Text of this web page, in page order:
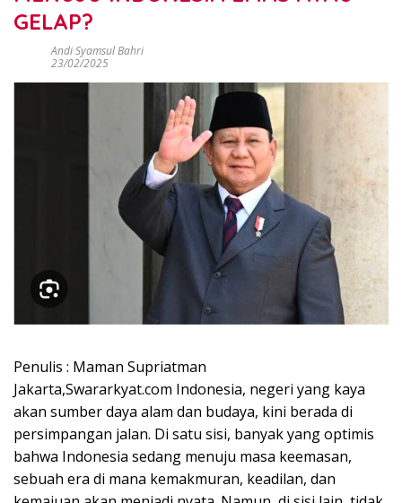
GELAP?
Andi Syamsul Bahri
23/02/2025
Penulis : Maman Supriatman
Jakarta,Swararkyat.com Indonesia, negeri yang kaya
akan sumber daya alam dan budaya, kini berada di
persimpangan jalan. Di satu sisi, banyak yang optimis
bahwa Indonesia sedang menuju masa keemasan,
sebuah era di mana kemakmuran, keadilan, dan